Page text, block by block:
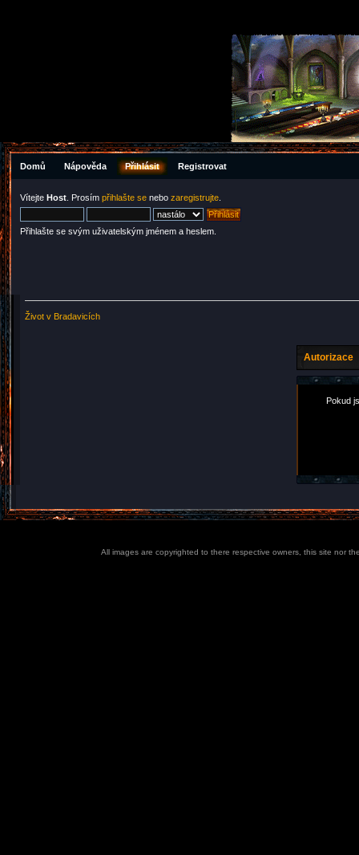
Domů Nápověda Přihlásit Registrovat
Vítejte Host . Prosím přihlašte se nebo zaregistrujte
Přihlašte se svým uživatelským jménem a heslem.
Život v Bradavicích
Autorizace
Pokud
All images are copyrighted to there respective owners, this site nor